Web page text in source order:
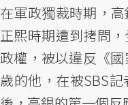
在軍政獨裁時期，
正熙時期遭到拷問
政權，被以違反《
歲的他，在被SBS